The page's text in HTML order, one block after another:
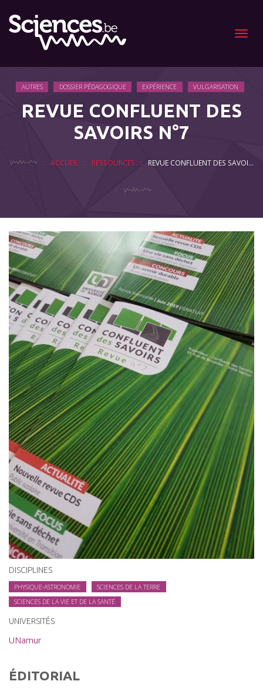
Menu
AUTRES DOSSIER PÉDAGOGIQUE EXPÉRIENCE VULGARISATION
REVUE CONFLUENT DES
SAVOIRS N°7
ACCUEIL RESSOURCES REVUE CONFLUENT DES SAVOIRS N°7
DISCIPLINES
PHYSIQUE-ASTRONOMIE
SCIENCES DE LA TERRE
SCIENCES DE LA VIE ET DE LA SANTÉ
UNIVERSITÉS
UNamur
ÉDITORIAL